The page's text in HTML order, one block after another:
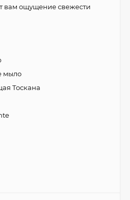
вам ощущение свежести
мыло
Тоскана